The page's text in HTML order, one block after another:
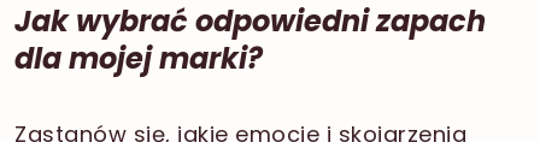
Jak wybrać odpowiedni zapach
dla mojej marki?
Zastanów się, jakie emocje i skojarzenia